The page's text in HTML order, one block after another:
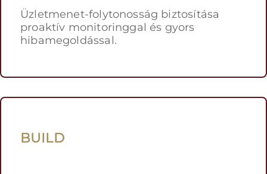
Üzletmenet-folytonosság biztosítása
proaktív monitoringgal és gyors
hibamegoldással.
BUILD